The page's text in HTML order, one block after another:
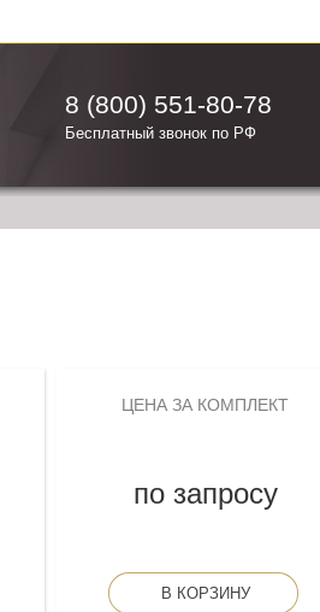
8 (800) 551-80-78
Бесплатный звонок по РФ
ЦЕНА ЗА КОМПЛЕКТ
по запросу
В КОРЗИНУ